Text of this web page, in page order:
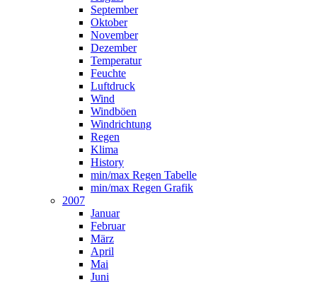
September
Oktober
November
Dezember
Temperatur
Feuchte
Luftdruck
Wind
Windböen
Windrichtung
Regen
Klima
History
min/max Regen Tabelle
min/max Regen Grafik
2007
Januar
Februar
März
April
Mai
Juni